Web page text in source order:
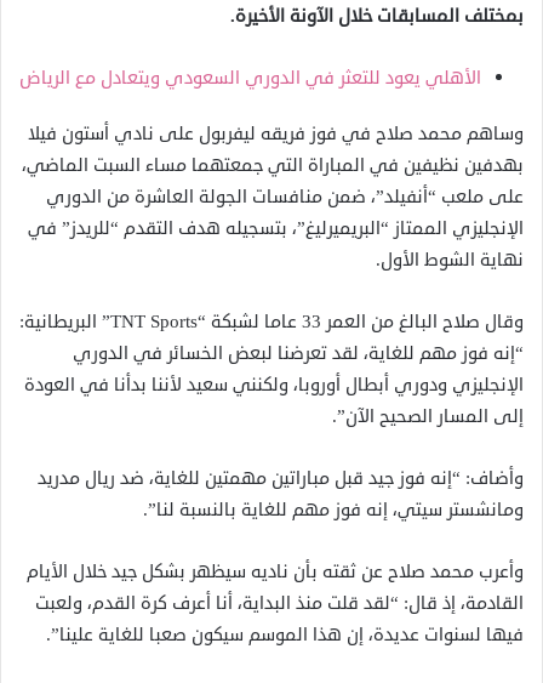
بمختلف المسابقات خلال الآونة الأخيرة.
الأهلي يعود للتعثر في الدوري السعودي ويتعادل مع الرياض
وساهم محمد صلاح في فوز فريقه ليفربول على نادي أستون فيلا
بهدفين نظيفين في المباراة التي جمعتهما مساء السبت الماضي،
على ملعب “أنفيلد”، ضمن منافسات الجولة العاشرة من الدوري
الإنجليزي الممتاز “البريميرليغ”، بتسجيله هدف التقدم “للريدز” في
نهاية الشوط الأول.
وقال صلاح البالغ من العمر 33 عاما لشبكة “TNT Sports” البريطانية:
“إنه فوز مهم للغاية، لقد تعرضنا لبعض الخسائر في الدوري
الإنجليزي ودوري أبطال أوروبا، ولكنني سعيد لأننا بدأنا في العودة
إلى المسار الصحيح الآن”.
وأضاف: “إنه فوز جيد قبل مباراتين مهمتين للغاية، ضد ريال مدريد
ومانشستر سيتي، إنه فوز مهم للغاية بالنسبة لنا”.
وأعرب محمد صلاح عن ثقته بأن ناديه سيظهر بشكل جيد خلال الأيام
القادمة، إذ قال: “لقد قلت منذ البداية، أنا أعرف كرة القدم، ولعبت
فيها لسنوات عديدة، إن هذا الموسم سيكون صعبا للغاية علينا”.